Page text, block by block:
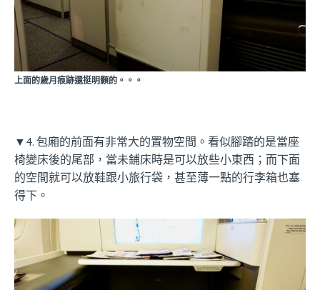
上面的歲月痕跡還挺明顥的。。。
▼4. 包廂的前面有非常大的置物空間。看似腳踏的是當座
椅變床後的尾部，當未鋪床時是可以放些小東西；而下面
的空間就可以放鞋跟小旅行袋，甚至薄一點的行李箱也塞
得下。